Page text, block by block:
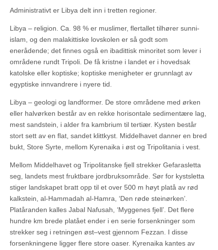
Administrativt er Libya delt inn i tretten regioner.
Libya – religion. Ca. 98 % er muslimer, flertallet tilhører sunni-
islam, og den malakittiske lovskolen er så godt som
enerådende; det finnes også en ibadittisk minoritet som lever i
områdene rundt Tripoli. De få kristne i landet er i hovedsak
katolske eller koptiske; koptiske menigheter er grunnlagt av
egyptiske innvandrere i nyere tid.
Libya – geologi og landformer. De store områdene med ørken
eller halvørken består av en rekke horisontale sedimentære lag,
mest sandstein, i alder fra kambrium til tertiær. Kysten består
stort sett av en flat, sandet klittkyst. Middelhavet danner en bred
bukt, Store Syrte, mellom Kyrenaika i øst og Tripolitania i vest.
Mellom Middelhavet og Tripolitanske fjell strekker Gefarasletta
seg, landets mest fruktbare jordbruksområde. Sør for kystsletta
stiger landskapet bratt opp til et over 500 m høyt platå av rød
kalkstein, al-Hammadah al-Hamra, ‘Den røde steinørken’.
Platåranden kalles Jabal Nafusah, ‘Myggenes fjell’. Det flere
hundre km brede platået ender i en serie forsenkninger som
strekker seg i retningen øst–vest gjennom Fezzan. I disse
forsenkningene ligger flere store oaser. Kyrenaika kantes av